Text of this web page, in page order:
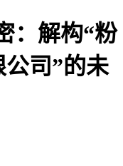
：解构“粉
司”的未